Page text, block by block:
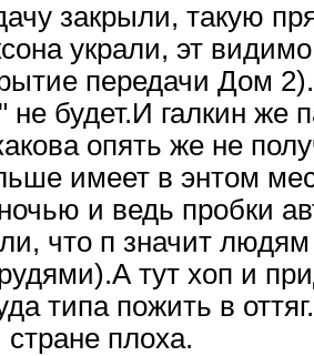
закрыли, такую
украли, эт
передачи Дом
не будет.И галкин же
опять же не
имеет в энтом
и ведь пробки
что п значит
тут хоп и
типа пожить в
стране плоха.